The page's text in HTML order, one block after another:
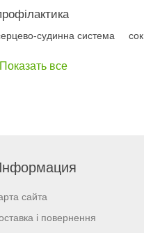
судинна система сок
Показать все
сайта
і повернення